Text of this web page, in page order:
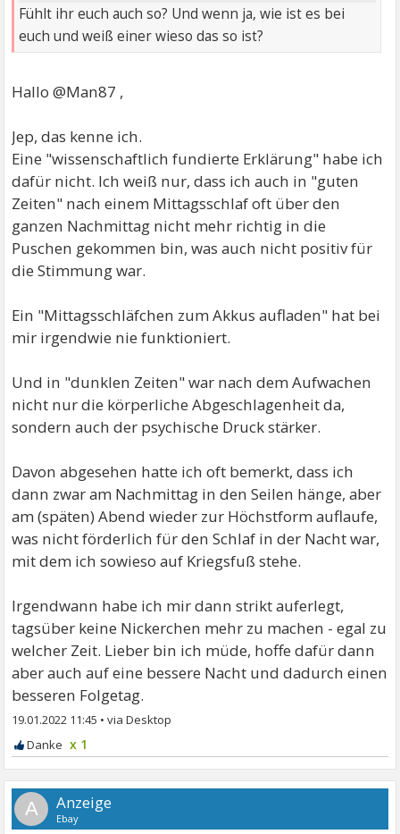
Fühlt ihr euch auch so? Und wenn ja, wie ist es bei
euch und weiß einer wieso das so ist?
Hallo @Man87 ,
Jep, das kenne ich.
Eine "wissenschaftlich fundierte Erklärung" habe ich
dafür nicht. Ich weiß nur, dass ich auch in "guten
Zeiten" nach einem Mittagsschlaf oft über den
ganzen Nachmittag nicht mehr richtig in die
Puschen gekommen bin, was auch nicht positiv für
die Stimmung war.
Ein "Mittagsschläfchen zum Akkus aufladen" hat bei
mir irgendwie nie funktioniert.
Und in "dunklen Zeiten" war nach dem Aufwachen
nicht nur die körperliche Abgeschlagenheit da,
sondern auch der psychische Druck stärker.
Davon abgesehen hatte ich oft bemerkt, dass ich
dann zwar am Nachmittag in den Seilen hänge, aber
am (späten) Abend wieder zur Höchstform auflaufe,
was nicht förderlich für den Schlaf in der Nacht war,
mit dem ich sowieso auf Kriegsfuß stehe.
Irgendwann habe ich mir dann strikt auferlegt,
tagsüber keine Nickerchen mehr zu machen - egal zu
welcher Zeit. Lieber bin ich müde, hoffe dafür dann
aber auch auf eine bessere Nacht und dadurch einen
besseren Folgetag.
19.01.2022 11:45 •
x 1
A